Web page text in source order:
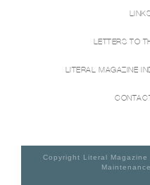
LETTERS TO
LITERAL MAGAZINE
Copyright Literal